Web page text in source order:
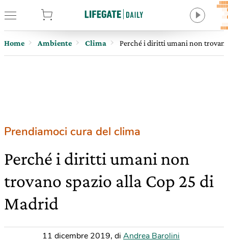
Home Ambiente Clima Perché i diritti umani non
Prendiamoci cura del clima
Perché i diritti umani non
trovano spazio alla Cop 25 di
Madrid
11 dicembre 2019, di Andrea Barolini